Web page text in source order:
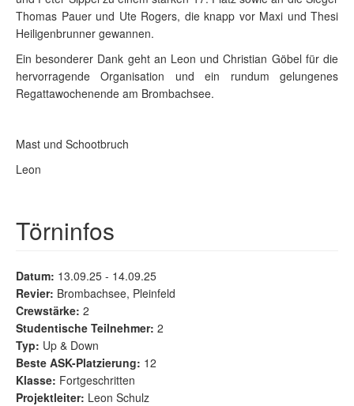
Thomas Pauer und Ute Rogers, die knapp vor Maxi und Thesi
Heiligenbrunner gewannen.
Ein besonderer Dank geht an Leon und Christian Göbel für die
hervorragende Organisation und ein rundum gelungenes
Regattawochenende am Brombachsee.
Mast und Schootbruch
Leon
Törninfos
Datum: 13.09.25 - 14.09.25
Revier: Brombachsee, Pleinfeld
Crewstärke: 2
Studentische Teilnehmer: 2
Typ: Up & Down
Beste ASK-Platzierung: 12
Klasse: Fortgeschritten
Projektleiter: Leon Schulz